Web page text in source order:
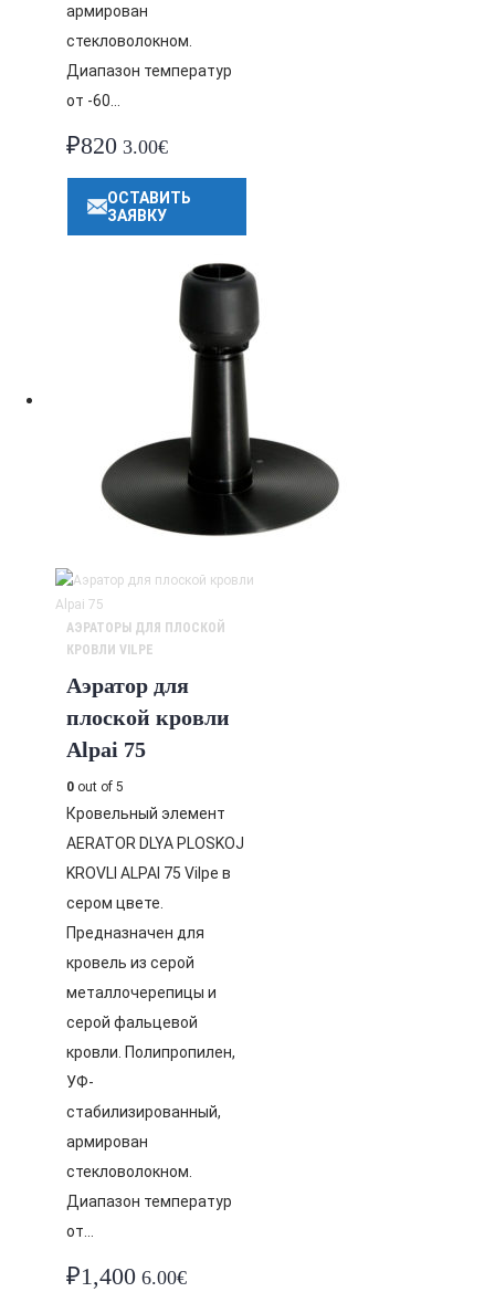
армирован
стекловолокном.
Диапазон температур
от -60…
₽820 3.00€
ОСТАВИТЬ
ЗАЯВКУ
АЭРАТОРЫ ДЛЯ ПЛОСКОЙ
КРОВЛИ VILPE
Аэратор для
плоской кровли
Alpai 75
0 out of 5
Кровельный элемент
AERATOR DLYA PLOSKOJ
KROVLI ALPAI 75 Vilpe в
сером цвете.
Предназначен для
кровель из серой
металлочерепицы и
серой фальцевой
кровли. Полипропилен,
УФ-
стабилизированный,
армирован
стекловолокном.
Диапазон температур
от…
₽1,400 6.00€